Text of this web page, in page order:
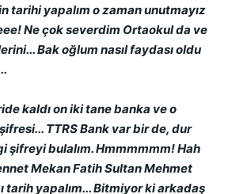
tarihi yapalım o zaman unutmayız
Ne çok severdim Ortaokul da ve
Bak oğlum nasıl faydası oldu
kaldı on iki tane banka ve o
TTRS Bank var bir de, dur
şifreyi bulalım. Hmmmmmm! Hah
Mekan Fatih Sultan Mehmet
tarih yapalım... Bitmiyor ki arkadaş